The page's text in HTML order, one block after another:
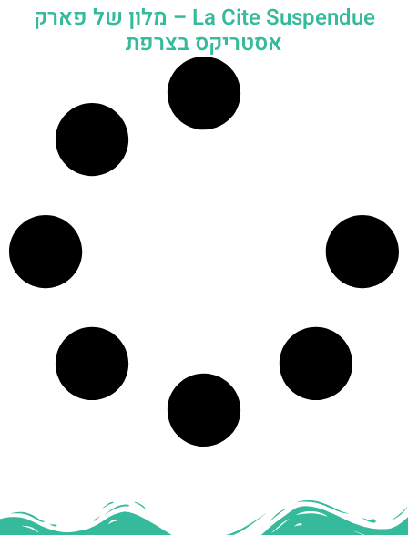
La Cite Suspendue – מלון של פארק
אסטריקס בצרפת